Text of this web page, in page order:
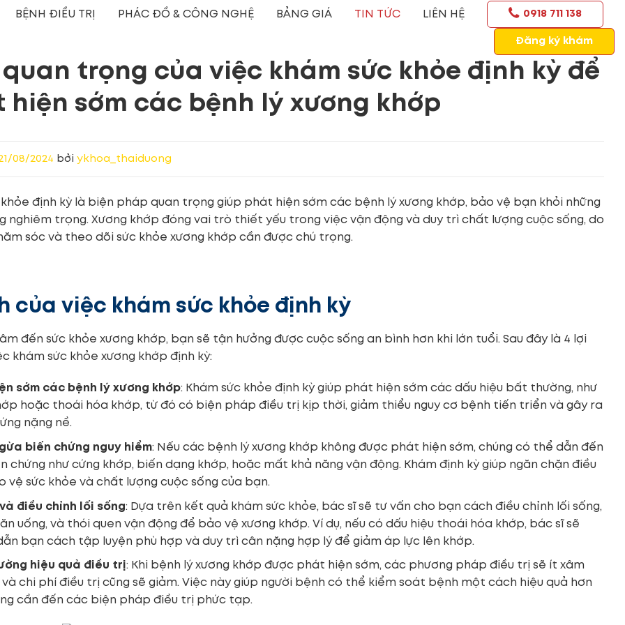
BỆNH ĐIỀU TRỊ PHÁC ĐỒ & CÔNG NGHỆ BẢNG GIÁ TIN TỨC LIÊN HỆ 0918 711 138
Đăng ký khám
quan trọng của việc khám sức khỏe định kỳ để
hiện sớm các bệnh lý xương khớp
08/2024 bởi ykhoa_thaiduong
khỏe định kỳ là biện pháp quan trọng giúp phát hiện sớm các bệnh lý xương khớp, bảo vệ bạn khỏi những
nghiêm trọng. Xương khớp đóng vai trò thiết yếu trong việc vận động và duy trì chất lượng cuộc sống, do
sóc và theo dõi sức khỏe xương khớp cần được chú trọng.
của việc khám sức khỏe định kỳ
đến sức khỏe xương khớp, bạn sẽ tận hưởng được cuộc sống an bình hơn khi lớn tuổi. Sau đây là 4 lợi
khám sức khỏe xương khớp định kỳ:
sớm các bệnh lý xương khớp: Khám sức khỏe định kỳ giúp phát hiện sớm các dấu hiệu bất thường, như
hoặc thoái hóa khớp, từ đó có biện pháp điều trị kịp thời, giảm thiểu nguy cơ bệnh tiến triển và gây ra
nặng nề.
biến chứng nguy hiểm: Nếu các bệnh lý xương khớp không được phát hiện sớm, chúng có thể dẫn đến
chứng như cứng khớp, biến dạng khớp, hoặc mất khả năng vận động. Khám định kỳ giúp ngăn chặn điều
vệ sức khỏe và chất lượng cuộc sống của bạn.
điều chỉnh lối sống: Dựa trên kết quả khám sức khỏe, bác sĩ sẽ tư vấn cho bạn cách điều chỉnh lối sống,
uống, và thói quen vận động để bảo vệ xương khớp. Ví dụ, nếu có dấu hiệu thoái hóa khớp, bác sĩ sẽ
bạn cách tập luyện phù hợp và duy trì cân nặng hợp lý để giảm áp lực lên khớp.
hiệu quả điều trị: Khi bệnh lý xương khớp được phát hiện sớm, các phương pháp điều trị sẽ ít xâm
và chi phí điều trị cũng sẽ giảm. Việc này giúp người bệnh có thể kiểm soát bệnh một cách hiệu quả hơn
cần đến các biện pháp điều trị phức tạp.